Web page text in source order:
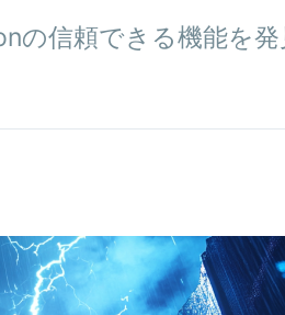
の信頼できる機能を発